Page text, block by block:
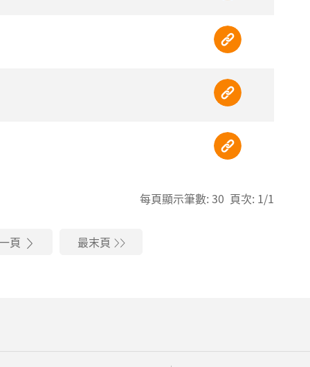
每頁顯示筆數: 30 頁次: 1/1
頁 最末頁